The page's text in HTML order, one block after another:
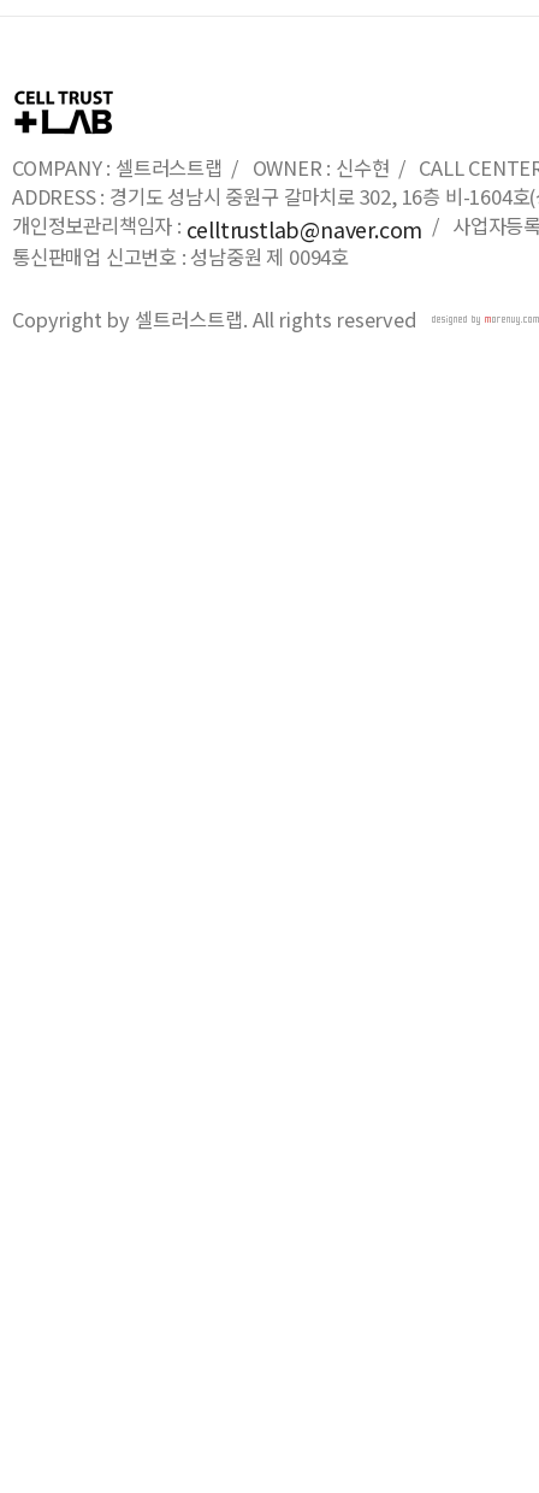
COMPANY : 셀트러스트랩 / OWNER : 신수현 / CALL
ADDRESS : 경기도 성남시 중원구 갈마치로 302, 16층 비-1604
개인정보관리책임자 : celltrustlab@naver.com / 사업자등
통신판매업 신고번호 : 성남중원 제 0094호
Copyright by 셀트러스트랩. All rights reserved